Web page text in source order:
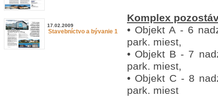
17.02.2009
Stavebníctvo a bývanie 1
Komplex
• Objekt A - 6
park. miest,
• Objekt B - 7
park. miest,
• Objekt C - 8
park. miest